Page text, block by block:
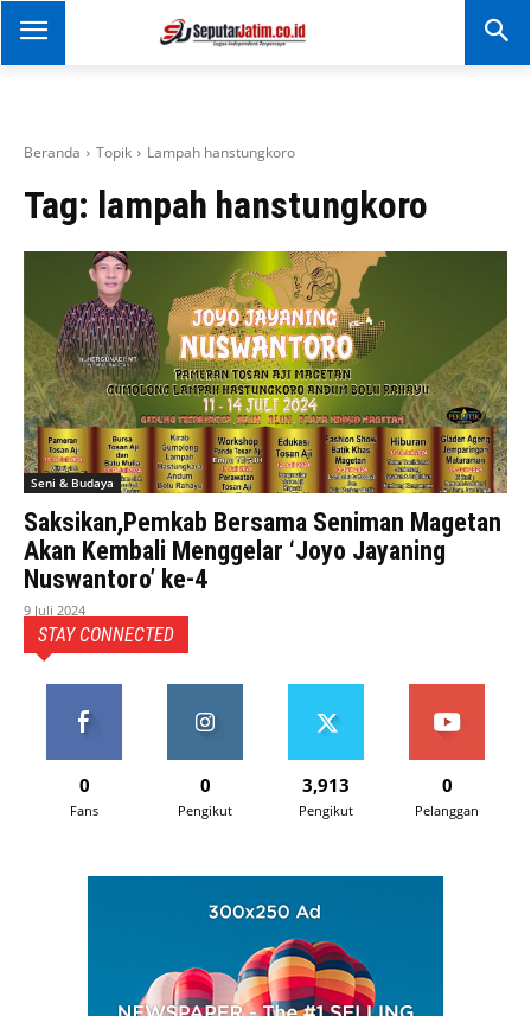
SEPUTAR JATIM
Portal Informasi Dan
Beranda Topik Lampah hanstungkoro
Tag: lampah hanstungkoro
Seni & Budaya
Saksikan,Pemkab Bersama Seniman Magetan
Akan Kembali Menggelar ‘Joyo Jayaning
Nuswantoro’ ke-4
9 Juli 2024
STAY CONNECTED
0
Fans
0
Pengikut
3,913
Pengikut
0
Pelanggan